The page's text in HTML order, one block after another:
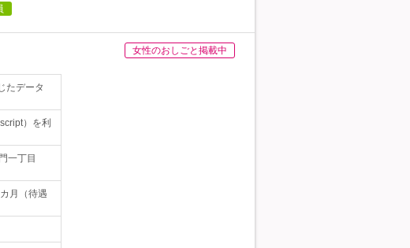
女性のおしごと掲載中
たデータ
）を利
一丁目
月（待遇